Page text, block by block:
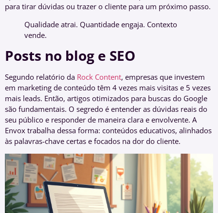
para tirar dúvidas ou trazer o cliente para um próximo passo.
Qualidade atrai. Quantidade engaja. Contexto
vende.
Posts no blog e SEO
Segundo relatório da Rock Content, empresas que investem
em marketing de conteúdo têm 4 vezes mais visitas e 5 vezes
mais leads. Então, artigos otimizados para buscas do Google
são fundamentais. O segredo é entender as dúvidas reais do
seu público e responder de maneira clara e envolvente. A
Envox trabalha dessa forma: conteúdos educativos, alinhados
às palavras-chave certas e focados na dor do cliente.